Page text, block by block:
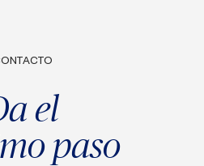
el
paso